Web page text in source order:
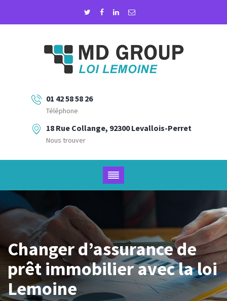
01 42 58 58 26
Téléphone
18 Rue Collange, 92300 Levallois-Perret
Nous trouver
Changer d’assurance de
prêt immobilier avec la loi
Lemoine